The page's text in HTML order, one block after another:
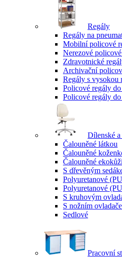
Regály
Regály na
Mobilní policové
Nerezové
Zdravotnické
Archivační
Regály s vysokou
Policové regály
Policové regály
Dílenské
Čalouněné látkou
Čalouněné
Čalouněné
S dřevěným
Polyuretanové
Polyuretanové
S kruhovým
S nožním
Sedlové
Pracovní